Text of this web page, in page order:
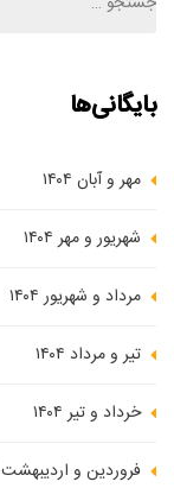
بایگانی‌ها
مهر و آبان ۱۴۰۴
شهریور و مهر ۱۴۰۴
مرداد و شهریور ۱۴۰۴
تیر و مرداد ۱۴۰۴
خرداد و تیر ۱۴۰۴
فروردین و اردیبهشت ۱۴۰۴